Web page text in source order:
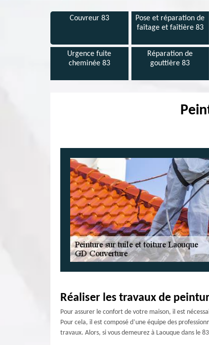
Couvreur 83
Pose et réparation de
faîtage et faîtière 83
Urgence fuite
cheminée 83
Réparation de
gouttière 83
Réaliser les travaux de
Pour assurer le confort de votre maison, il est
Pour cela, il est composé d’une équipe des
travaux. Alors, si vous demeurez à Laouque dans le